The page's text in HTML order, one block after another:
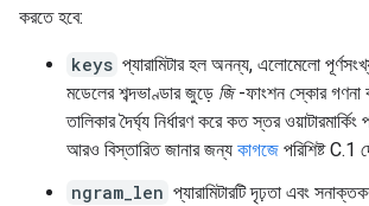
করতে হবে:
keys প্যারামিটার হল অনন্য, এলোমেলো
মডেলের শব্দভাণ্ডার জুড়ে জি-ফাংশন স্কোর
তালিকার দৈর্ঘ্য নির্ধারণ করে কত স্তর
আরও বিস্তারিত জানার জন্য কাগজে পরিশিষ্ট C.1
ngram_len প্যারামিটারটি দৃঢ়তা এবং